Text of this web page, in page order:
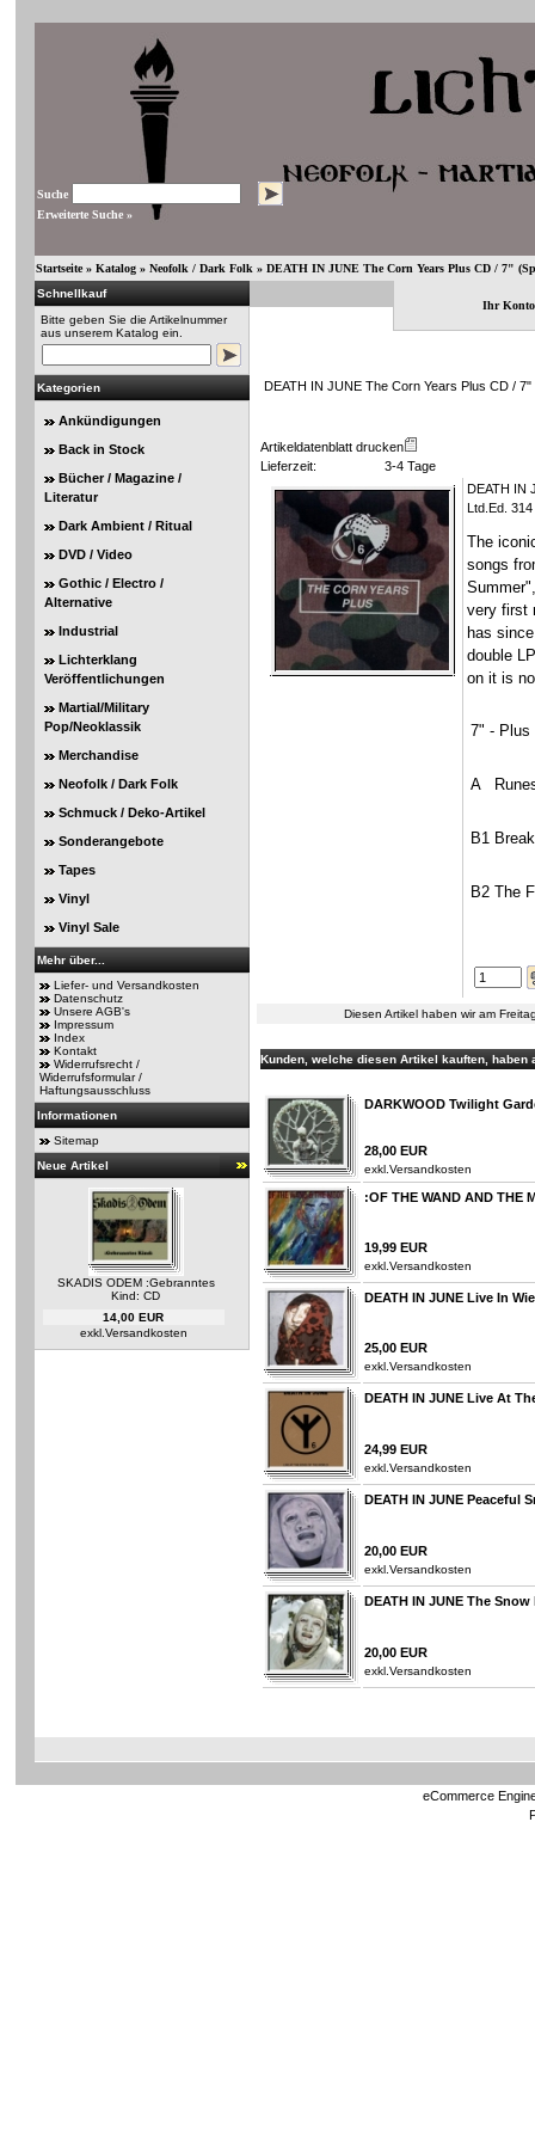
Suche
Erweiterte Suche »
Startseite» Katalog» Neofolk / Dark Folk » DEATH IN JUNE The Corn Years Plus CD / 7"
Schnellkauf
Bitte geben Sie die Artikelnummer
aus unserem Katalog ein.
Kategorien
Ankündigungen
Back in Stock
Bücher / Magazine /
Literatur
Dark Ambient / Ritual
DVD / Video
Gothic / Electro /
Alternative
Industrial
Lichterklang
Veröffentlichungen
Martial/Military
Pop/Neoklassik
Merchandise
Neofolk / Dark Folk
Schmuck / Deko-Artikel
Sonderangebote
Tapes
Vinyl
Vinyl Sale
Mehr über...
Liefer- und Versandkosten
Datenschutz
Unsere AGB's
Impressum
Index
Kontakt
Widerrufsrecht /
Widerrufsformular /
Haftungsausschluss
Informationen
Sitemap
Neue Artikel
SKADIS ODEM :Gebranntes
Kind: CD
14,00 EUR
exkl. Versandkosten
Ihr Konto
DEATH IN JUNE The Corn Years Plus CD / 7"
Artikeldatenblatt drucken
Lieferzeit:
3-4 Tage
DEATH IN
Ltd.Ed. 314
The
songs
very first
has
double
on it is
7" - Plus
A
B1
B2 The
Diesen Artikel haben wir am
Kunden, welche diesen Artikel kauften, haben
DARKWOOD Twilight
28,00 EUR
exkl. Versandkosten
:OF THE WAND AND THE
19,99 EUR
exkl. Versandkosten
DEATH IN JUNE Live In
25,00 EUR
exkl. Versandkosten
DEATH IN JUNE Live At
24,99 EUR
exkl. Versandkosten
DEATH IN JUNE Peaceful
20,00 EUR
exkl. Versandkosten
DEATH IN JUNE The
20,00 EUR
exkl. Versandkosten
eCommerce